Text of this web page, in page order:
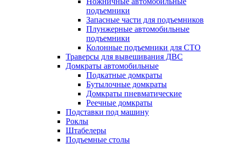
подъемники
Запасные части для подъемников
Плунжерные автомобильные
подъемники
Колонные подъемники для СТО
Траверсы для вывешивания ДВС
Домкраты автомобильные
Подкатные домкраты
Бутылочные домкраты
Домкраты пневматические
Реечные домкраты
Подставки под машину
Роклы
Штабелеры
Подъемные столы